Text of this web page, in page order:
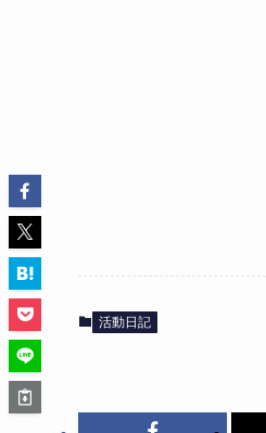
活動日記